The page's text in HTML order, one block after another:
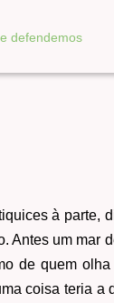
defendemos
à parte,
Antes um mar
de quem
coisa teria a